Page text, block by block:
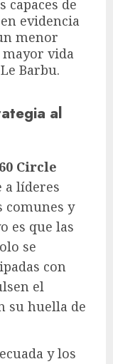
capaces de
evidencia
menor
vida
Barbu.
al
Circle
a líderes
comunes y
es que las
se
con
el
su huella de
y los